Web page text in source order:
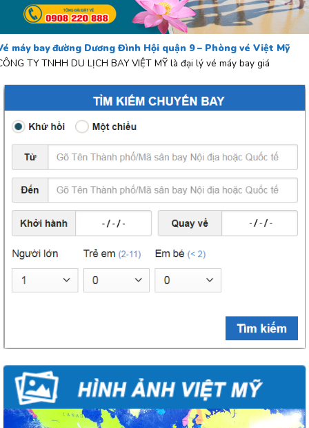
máy bay đường Dương Đình Hội quận 9 – Phòng vé Việt Mỹ
TY TNHH DU LỊCH BAY VIỆT MỸ là đại lý vé máy bay giá